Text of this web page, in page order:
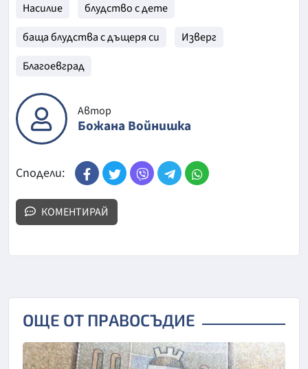
Насилие
блудство с дете
баща блудства с дъщеря си
Изверг
Благоевград
Автор
Божана Войнишка
Сподели:
КОМЕНТИРАЙ
ОЩЕ ОТ ПРАВОСЪДИЕ